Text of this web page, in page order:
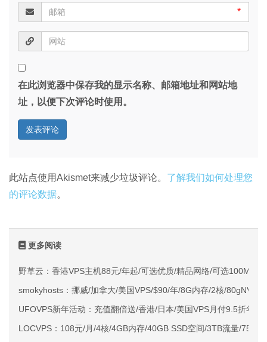
*
在此浏览器中保存我的显示名称、邮箱地址和网站地
址，以便下次评论时使用。
此站点使用Akismet来减少垃圾评论。 了解我们如何处理您
的评论数据。
更多阅读
野草云：香港VPS主机88元/年起/可选优质/精品网络/可选100M不
smokyhosts：挪威/加拿大/美国VPS/$90/年/8G内存/2核/
UFOVPS新年活动：充值翻倍送/香港/日本/美国VPS月付9.5折年
LOCVPS：108元/月/4核/4GB内存/40GB SSD空间/3TB流量/